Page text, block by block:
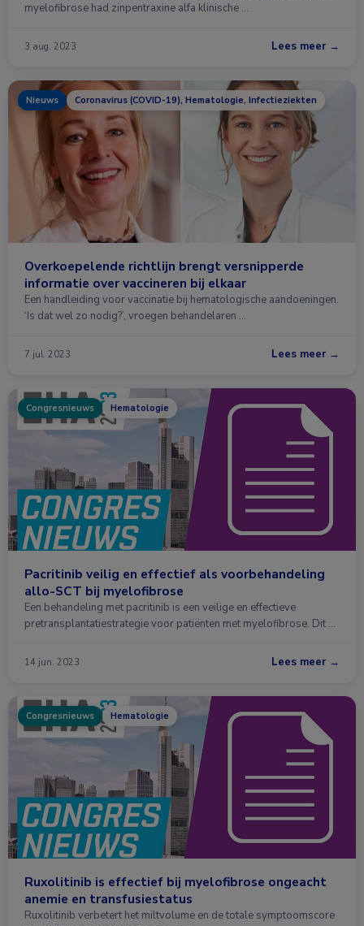
myelofibrose had zinpentraxine alfa klinische …
3 aug. 2023 Lees meer →
Nieuws Coronavirus (COVID-19), Hematologie, Infectieziekten
Overkoepelende richtlijn brengt versnipperde
informatie over vaccineren bij elkaar
Een handleiding voor vaccinatie bij hematologische aandoeningen.
‘Is dat wel zo nodig?’, vroegen behandelaren …
7 jul. 2023 Lees meer →
Congresnieuws Hematologie
Pacritinib veilig en effectief als voorbehandeling
allo-SCT bij myelofibrose
Een behandeling met pacritinib is een veilige en effectieve
pretransplantatiestrategie voor patiënten met myelofibrose. Dit …
14 jun. 2023 Lees meer →
Congresnieuws Hematologie
Ruxolitinib is effectief bij myelofibrose ongeacht
anemie en transfusiestatus
Ruxolitinib verbetert het miltvolume en de totale symptoomscore